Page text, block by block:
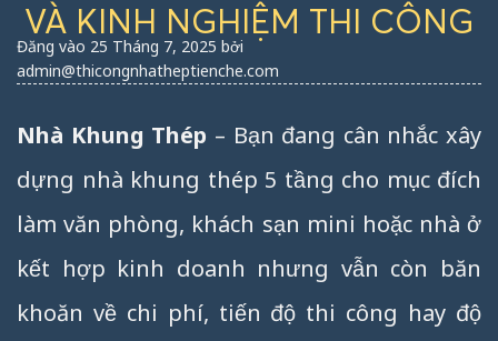
VÀ KINH NGHIỆM THI CÔNG
Đăng vào 25 Tháng 7, 2025 bởi
admin@thicongnhatheptienche.com
Nhà Khung Thép – Bạn đang cân nhắc xây
dựng nhà khung thép 5 tầng cho mục đích
làm văn phòng, khách sạn mini hoặc nhà ở
kết hợp kinh doanh nhưng vẫn còn băn
khoăn về chi phí, tiến độ thi công hay độ